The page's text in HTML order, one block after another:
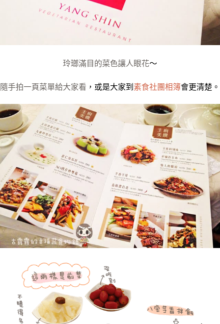
玲瑯滿目的菜色讓人眼花～
隨手拍一頁菜單給大家看 ，或是大家到 素食社團相簿會更清楚。